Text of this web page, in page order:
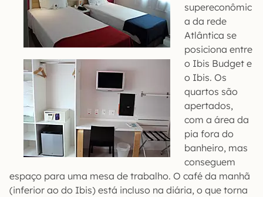
supereconômic
a da rede
Atlântica se
posiciona entre
o Ibis Budget e
o Ibis. Os
quartos são
apertados,
com a área da
pia fora do
banheiro, mas
conseguem
espaço para uma mesa de trabalho. O café da manhã
(inferior ao do Ibis) está incluso na diária, o que torna